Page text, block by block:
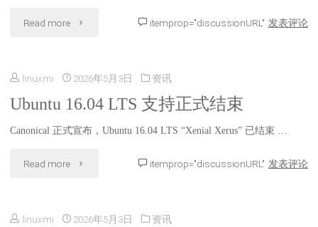
全
行
版"
安
装？"
Read more "Wine
正
式
发
布：
升
itemprop="discussionURL" 发表评论
linuxmi 2026年5月3日 资讯
Ubuntu 16.04 LTS 支持正式结束
Canonical 正式宣布，Ubuntu 16.04 LTS “Xenial Xerus” 已结束 …
Read more "Ubuntu
LTS
itemprop="discussionURL" 发表评论
linuxmi 2026年5月3日 资讯